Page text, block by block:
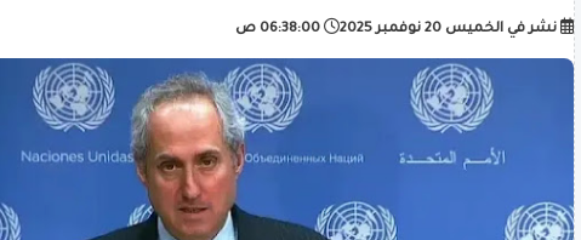
نشر في الخميس 20 نوفمبر 2025